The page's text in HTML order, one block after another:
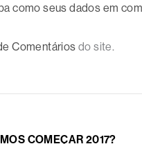
como seus dados em
Comentários do site.
COMEÇAR 2017?